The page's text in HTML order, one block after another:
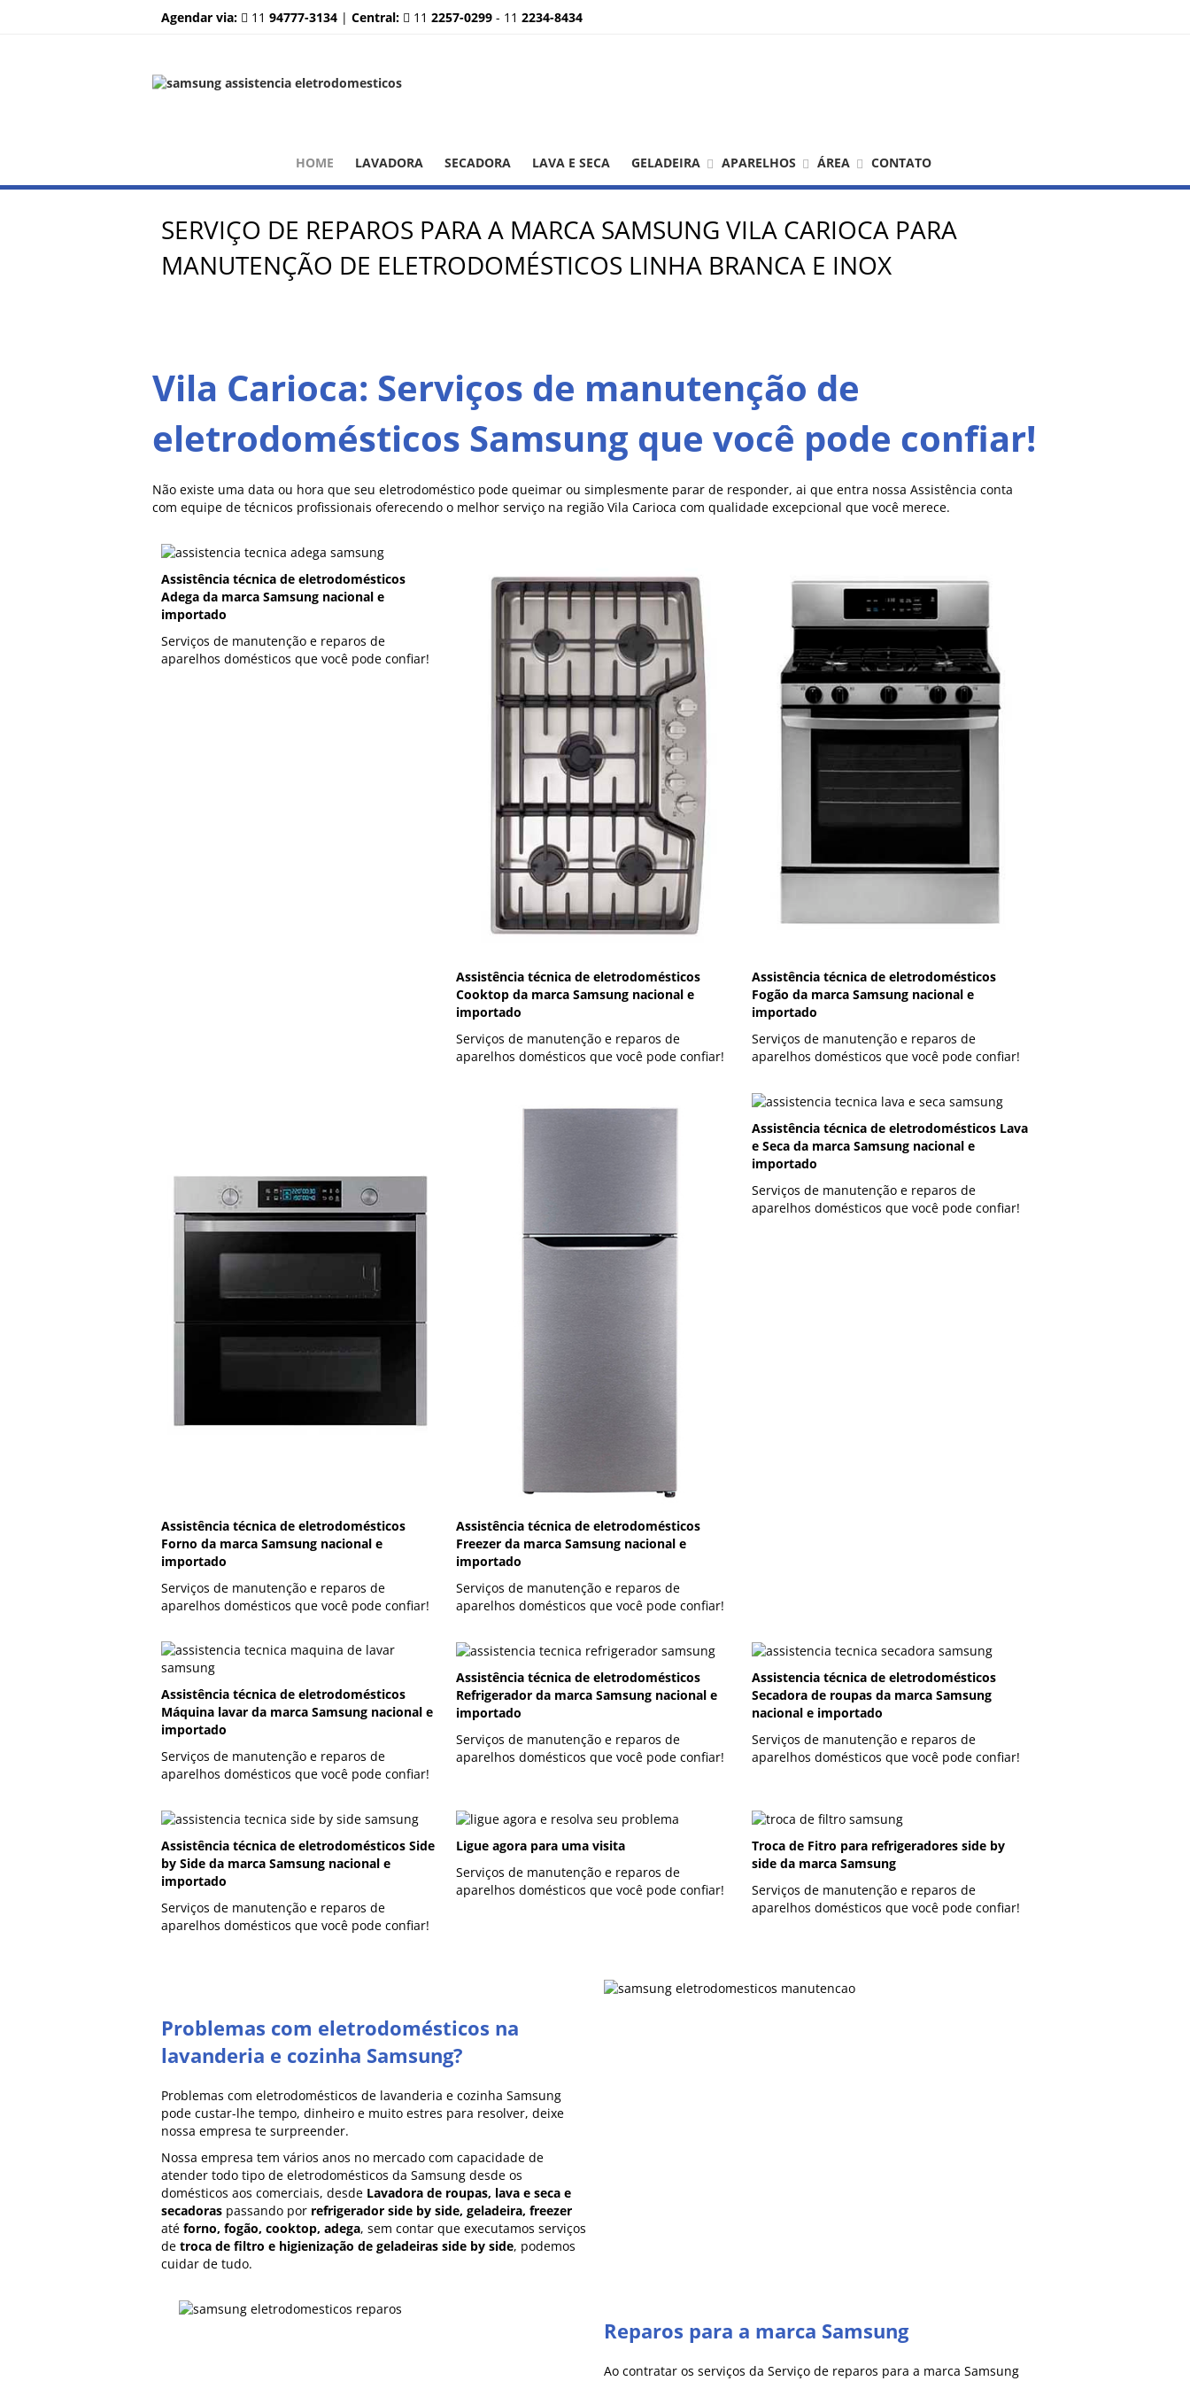
Agendar via: 11 94777-3134 | Central: 11 2257-0299 - 11 2234-8434
HOME LAVADORA SECADORA LAVA E SECA GELADEIRA APARELHOS ÁREA CONTATO
SERVIÇO DE REPAROS PARA A MARCA SAMSUNG VILA CARIOCA PARA
MANUTENÇÃO DE ELETRODOMÉSTICOS LINHA BRANCA E INOX
Vila Carioca: Serviços de manutenção de
eletrodomésticos Samsung que você pode confiar!
Não existe uma data ou hora que seu eletrodoméstico pode queimar ou simplesmente parar de responder, ai que entra nossa Assistência conta
com equipe de técnicos profissionais oferecendo o melhor serviço na região Vila Carioca com qualidade excepcional que você merece.
Assistência técnica de eletrodomésticos
Adega da marca Samsung nacional e
importado
Serviços de manutenção e reparos de
aparelhos domésticos que você pode confiar!
Assistência técnica de eletrodomésticos
Cooktop da marca Samsung nacional e
importado
Serviços de manutenção e reparos de
aparelhos domésticos que você pode confiar!
Assistência técnica de eletrodomésticos
Fogão da marca Samsung nacional e
importado
Serviços de manutenção e reparos de
aparelhos domésticos que você pode confiar!
Assistência técnica de eletrodomésticos
Forno da marca Samsung nacional e
importado
Serviços de manutenção e reparos de
aparelhos domésticos que você pode confiar!
Assistência técnica de eletrodomésticos
Freezer da marca Samsung nacional e
importado
Serviços de manutenção e reparos de
aparelhos domésticos que você pode confiar!
Assistência técnica de eletrodomésticos Lava
e Seca da marca Samsung nacional e
importado
Serviços de manutenção e reparos de
aparelhos domésticos que você pode confiar!
Assistência técnica de eletrodomésticos
Máquina lavar da marca Samsung nacional e
importado
Serviços de manutenção e reparos de
aparelhos domésticos que você pode confiar!
Assistência técnica de eletrodomésticos
Refrigerador da marca Samsung nacional e
importado
Serviços de manutenção e reparos de
aparelhos domésticos que você pode confiar!
Assistencia técnica de eletrodomésticos
Secadora de roupas da marca Samsung
nacional e importado
Serviços de manutenção e reparos de
aparelhos domésticos que você pode confiar!
Assistência técnica de eletrodomésticos Side
by Side da marca Samsung nacional e
importado
Serviços de manutenção e reparos de
aparelhos domésticos que você pode confiar!
Ligue agora para uma visita
Serviços de manutenção e reparos de
aparelhos domésticos que você pode confiar!
Troca de Fitro para refrigeradores side by
side da marca Samsung
Serviços de manutenção e reparos de
aparelhos domésticos que você pode confiar!
Problemas com eletrodomésticos na
lavanderia e cozinha Samsung?
Problemas com eletrodomésticos de lavanderia e cozinha Samsung
pode custar-lhe tempo, dinheiro e muito estres para resolver, deixe
nossa empresa te surpreender.
Nossa empresa tem vários anos no mercado com capacidade de
atender todo tipo de eletrodomésticos da Samsung desde os
domésticos aos comerciais, desde Lavadora de roupas, lava e seca e
secadoras passando por refrigerador side by side, geladeira, freezer
até forno, fogão, cooktop, adega, sem contar que executamos serviços
de troca de filtro e higienização de geladeiras side by side, podemos
cuidar de tudo.
Reparos para a marca Samsung
Ao contratar os serviços da Serviço de reparos para a marca Samsung